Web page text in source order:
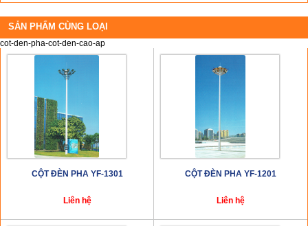
SẢN PHẨM CÙNG LOẠI
cot-den-pha-cot-den-cao-ap
CỘT ĐÈN PHA YF-1301
Liên hệ
CỘT ĐÈN PHA YF-1201
Liên hệ